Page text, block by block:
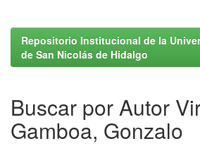
Repositorio Institucional de la
de San Nicolás de Hidalgo
Buscar por Autor
Gamboa, Gonzalo